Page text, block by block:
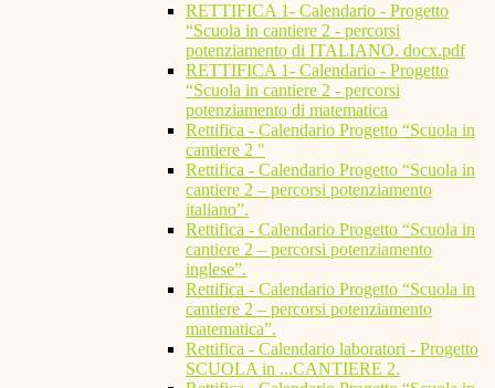
RETTIFICA 1- Calendario - Progetto
“Scuola in cantiere 2 - percorsi
potenziamento di ITALIANO. docx.pdf
RETTIFICA 1- Calendario - Progetto
“Scuola in cantiere 2 - percorsi
potenziamento di matematica
Rettifica - Calendario Progetto “Scuola in
cantiere 2 "
Rettifica - Calendario Progetto “Scuola in
cantiere 2 – percorsi potenziamento
italiano”.
Rettifica - Calendario Progetto “Scuola in
cantiere 2 – percorsi potenziamento
inglese”.
Rettifica - Calendario Progetto “Scuola in
cantiere 2 – percorsi potenziamento
matematica”.
Rettifica - Calendario laboratori - Progetto
SCUOLA in ...CANTIERE 2.